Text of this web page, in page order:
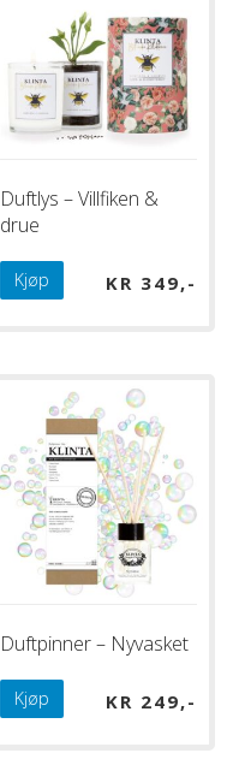
Duftlys – Villfiken &
drue
KR 349
Kjøp
Duftpinner – Nyvasket
KR 249
Kjøp